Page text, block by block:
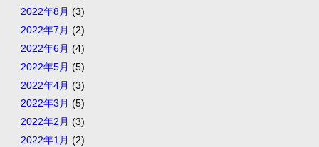
2022年8月 (3)
2022年7月 (2)
2022年6月 (4)
2022年5月 (5)
2022年4月 (3)
2022年3月 (5)
2022年2月 (3)
2022年1月 (2)